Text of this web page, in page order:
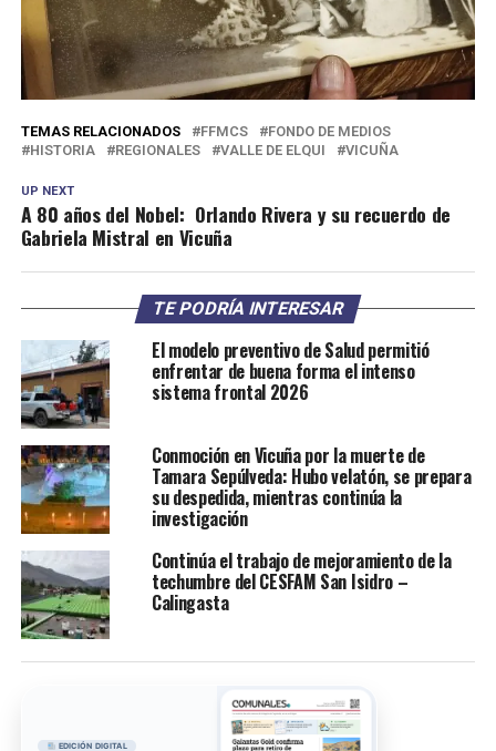
TEMAS RELACIONADOS FFMCS
FONDO DE MEDIOS
HISTORIA
REGIONALES VALLE DE ELQUI VICUÑA
UP NEXT
A 80 años del Nobel: Orlando Rivera y su recuerdo de
Gabriela Mistral en Vicuña
TE PODRÍA INTERESAR
El modelo preventivo de Salud permitió
enfrentar de buena forma el intenso
sistema frontal 2026
Conmoción en Vicuña por la muerte de
Tamara Sepúlveda: Hubo velatón, se prepara
su despedida, mientras continúa la
investigación
Continúa el trabajo de mejoramiento de la
techumbre del CESFAM San Isidro –
Calingasta
EDICIÓN DIGITAL